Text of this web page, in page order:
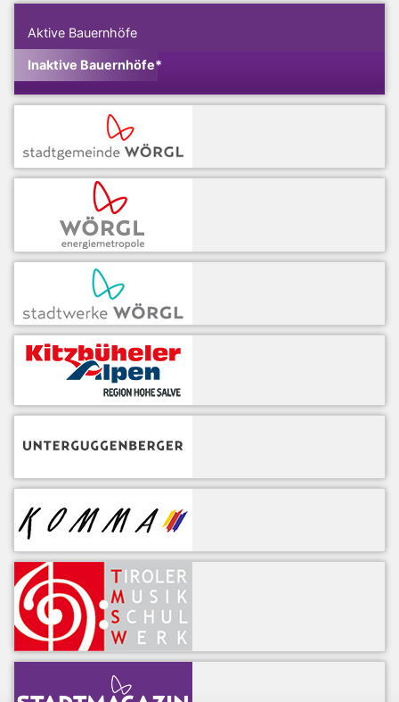
Aktive Bauernhöfe
Inaktive Bauernhöfe*